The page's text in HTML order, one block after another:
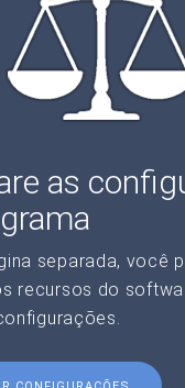
as
separada, você
recursos do